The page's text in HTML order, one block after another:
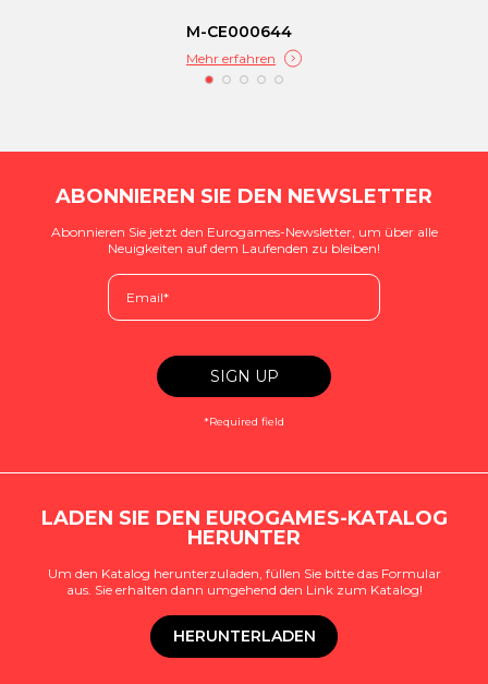
M-CE000644
Mehr erfahren
ABONNIEREN SIE DEN NEWSLETTER
Abonnieren Sie jetzt den Eurogames-Newsletter, um über alle
Neuigkeiten auf dem Laufenden zu bleiben!
*Required field
LADEN SIE DEN EUROGAMES-KATALOG
HERUNTER
Um den Katalog herunterzuladen, füllen Sie bitte das Formular
aus. Sie erhalten dann umgehend den Link zum Katalog!
HERUNTERLADEN